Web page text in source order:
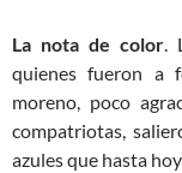
La nota de color.
quienes fueron a
moreno, poco
compatriotas,
azules que hasta